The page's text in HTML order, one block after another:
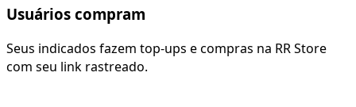
Usuários compram
Seus indicados fazem top-ups e compras na RR Store
com seu link rastreado.